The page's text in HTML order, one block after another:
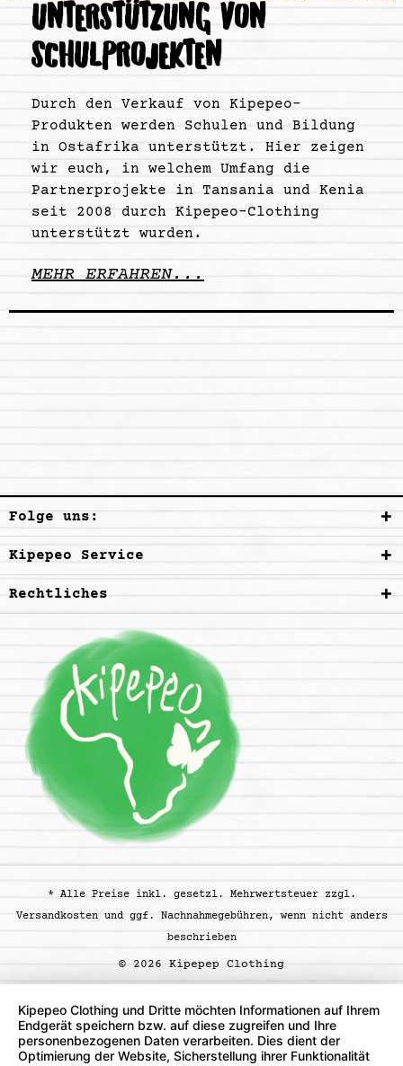
UNTERSTÜTZUNG VON
SCHULPROJEKTEN
Durch den Verkauf von Kipepeo-
Produkten werden Schulen und Bildung
in Ostafrika unterstützt. Hier zeigen
wir euch, in welchem Umfang die
Partnerprojekte in Tansania und Kenia
seit 2008 durch Kipepeo-Clothing
unterstützt wurden.
MEHR ERFAHREN...
Folge uns:
Kipepeo Service
Rechtliches
* Alle Preise inkl. gesetzl. Mehrwertsteuer zzgl.
Versandkostenund ggf. Nachnahmegebühren, wenn nicht anders
beschrieben
© 2026 Kipepep Clothing
Kipepeo Clothing und Dritte möchten Informationen auf Ihrem
Endgerät speichern bzw. auf diese zugreifen und Ihre
personenbezogenen Daten verarbeiten. Dies dient der
Optimierung der Website, Sicherstellung ihrer Funktionalität